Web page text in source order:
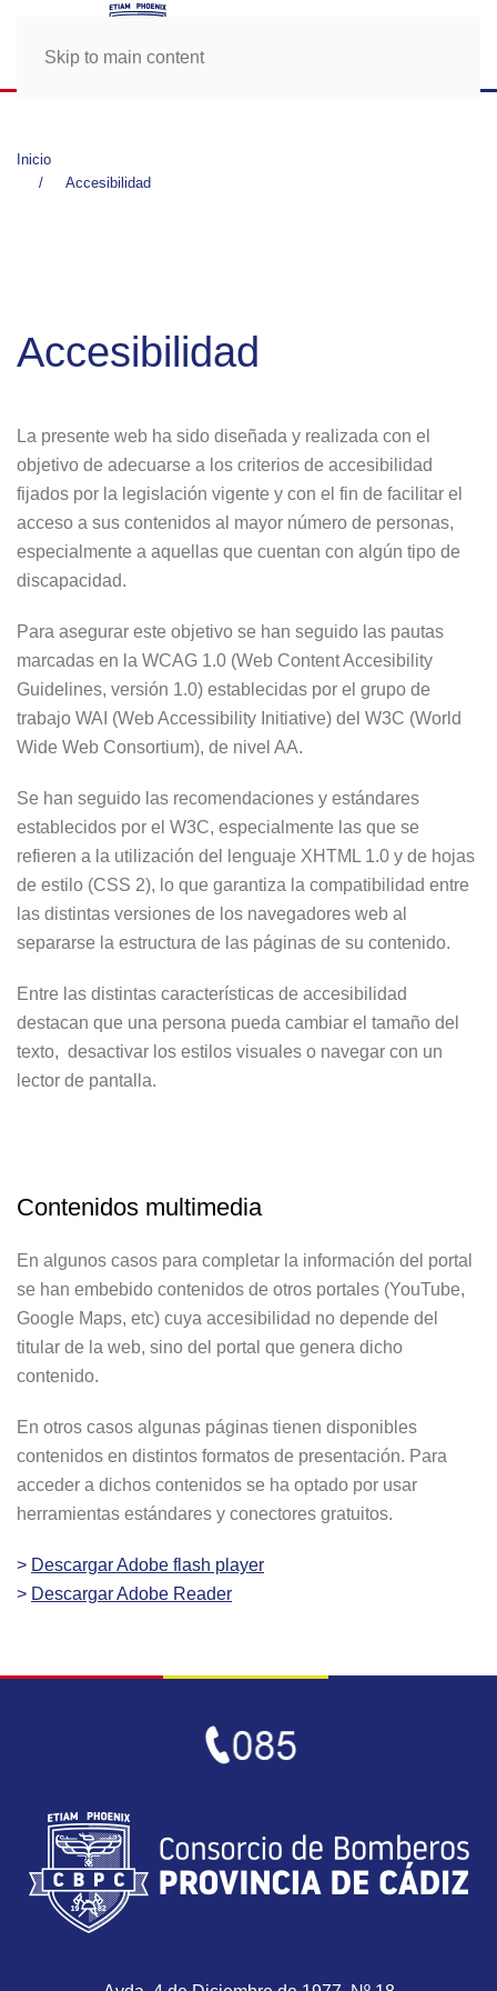
Skip to main content
Inicio
Accesibilidad
Accesibilidad
La presente web ha sido diseñada y realizada con el
objetivo de adecuarse a los criterios de accesibilidad
fijados por la legislación vigente y con el fin de facilitar el
acceso a sus contenidos al mayor número de personas,
especialmente a aquellas que cuentan con algún tipo de
discapacidad.
Para asegurar este objetivo se han seguido las pautas
marcadas en la WCAG 1.0 (Web Content Accesibility
Guidelines, versión 1.0) establecidas por el grupo de
trabajo WAI (Web Accessibility Initiative) del W3C (World
Wide Web Consortium), de nivel AA.
Se han seguido las recomendaciones y estándares
establecidos por el W3C, especialmente las que se
refieren a la utilización del lenguaje XHTML 1.0 y de hojas
de estilo (CSS 2), lo que garantiza la compatibilidad entre
las distintas versiones de los navegadores web al
separarse la estructura de las páginas de su contenido.
Entre las distintas características de accesibilidad
destacan que una persona pueda cambiar el tamaño del
texto, desactivar los estilos visuales o navegar con un
lector de pantalla.
Contenidos multimedia
En algunos casos para completar la información del portal
se han embebido contenidos de otros portales (YouTube,
Google Maps, etc) cuya accesibilidad no depende del
titular de la web, sino del portal que genera dicho
contenido.
En otros casos algunas páginas tienen disponibles
contenidos en distintos formatos de presentación. Para
acceder a dichos contenidos se ha optado por usar
herramientas estándares y conectores gratuitos.
> Descargar Adobe flash player
> Descargar Adobe Reader